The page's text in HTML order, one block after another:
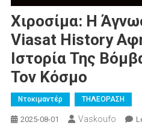
Χιροσίμα: Η
Viasat History
Ιστορία Της
Τον Κόσμο
Ντοκιμαντέρ ΤΗΛΕΟΡΑΣΗ
2025-08-01 Vaskoufo